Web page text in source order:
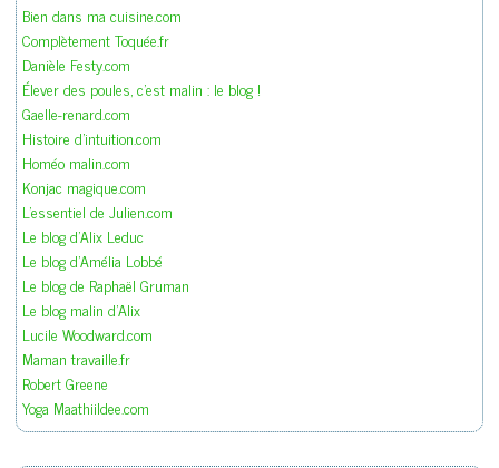
Bien dans ma cuisine.com
Complètement Toquée.fr
Danièle Festy.com
Élever des poules, c'est malin : le blog !
Gaelle-renard.com
Histoire d'intuition.com
Homéo malin.com
Konjac magique.com
L'essentiel de Julien.com
Le blog d'Alix Leduc
Le blog d'Amélia Lobbé
Le blog de Raphaël Gruman
Le blog malin d'Alix
Lucile Woodward.com
Maman travaille.fr
Robert Greene
Yoga Maathiildee.com